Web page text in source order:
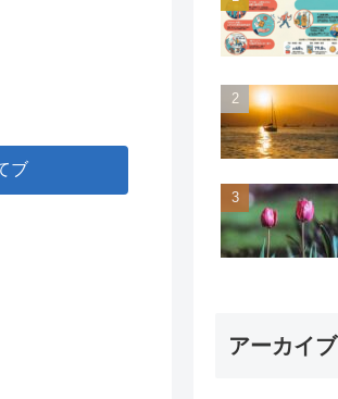
ブ
アーカイブ